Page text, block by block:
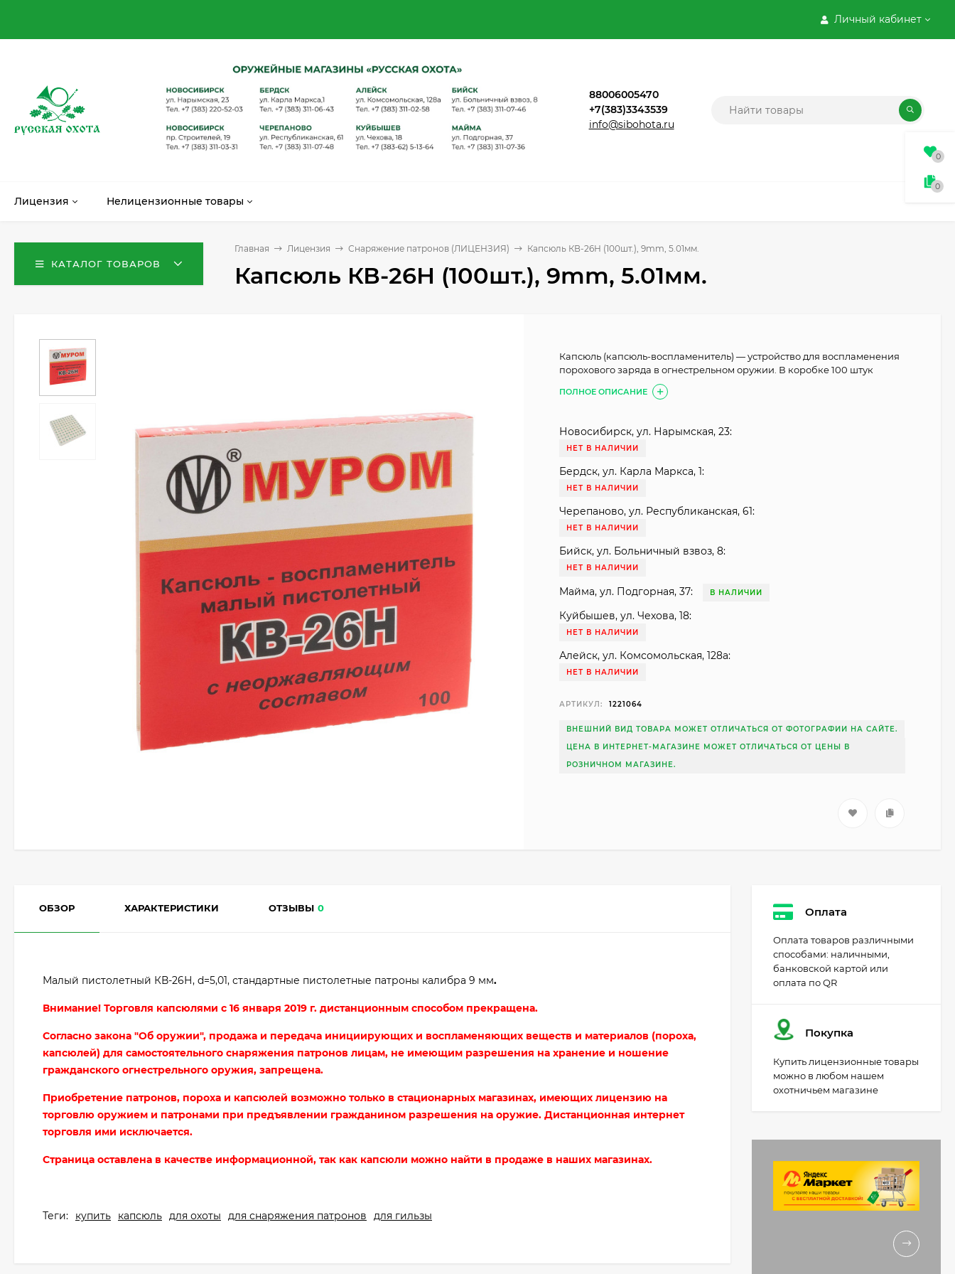
Личный кабинет
88006005470
+7(383)3343539
info@sibohota.ru
Лицензия Нелицензионные товары
КАТАЛОГ ТОВАРОВ
Главная Лицензия Снаряжение патронов (ЛИЦЕНЗИЯ) Капсюль КВ-26Н (100шт.), 9mm, 5.01мм.
Капсюль КВ-26Н (100шт.), 9mm, 5.01мм.
Капсюль (капсюль-воспламенитель) — устройство для воспламенения
порохового заряда в огнестрельном оружии. В коробке 100 штук
ПОЛНОЕ ОПИСАНИЕ
Новосибирск, ул. Нарымская, 23:
НЕТ В НАЛИЧИИ
Бердск, ул. Карла Маркса, 1:
НЕТ В НАЛИЧИИ
Черепаново, ул. Республиканская, 61:
НЕТ В НАЛИЧИИ
Бийск, ул. Больничный взвоз, 8:
НЕТ В НАЛИЧИИ
Майма, ул. Подгорная, 37: В НАЛИЧИИ
Куйбышев, ул. Чехова, 18:
НЕТ В НАЛИЧИИ
Алейск, ул. Комсомольская, 128а:
НЕТ В НАЛИЧИИ
АРТИКУЛ: 1221064
ВНЕШНИЙ ВИД ТОВАРА МОЖЕТ ОТЛИЧАТЬСЯ ОТ ФОТОГРАФИИ НА САЙТЕ.
ЦЕНА В ИНТЕРНЕТ-МАГАЗИНЕ МОЖЕТ ОТЛИЧАТЬСЯ ОТ ЦЕНЫ В
РОЗНИЧНОМ МАГАЗИНЕ.
ОБЗОР ХАРАКТЕРИСТИКИ ОТЗЫВЫ 0
Малый пистолетный КВ-26Н, d=5,01, стандартные пистолетные патроны калибра 9 мм.
Внимание! Торговля капсюлями с 16 января 2019 г. дистанционным способом прекращена.
Согласно закона "Об оружии", продажа и передача инициирующих и воспламеняющих веществ и материалов (пороха,
капсюлей) для самостоятельного снаряжения патронов лицам, не имеющим разрешения на хранение и ношение
гражданского огнестрельного оружия, запрещена.
Приобретение патронов, пороха и капсюлей возможно только в стационарных магазинах, имеющих лицензию на
торговлю оружием и патронами при предъявлении гражданином разрешения на оружие. Дистанционная интернет
торговля ими исключается.
Страница оставлена в качестве информационной, так как капсюли можно найти в продаже в наших магазинах.
Теги: купить капсюль для охоты для снаряжения патронов для гильзы
Оплата
Оплата товаров различными
способами: наличными,
банковской картой или
оплата по QR
Покупка
Купить лицензионные товары
можно в любом нашем
охотничьем магазине
80₽
85₽
Патрон 5.6 мм
21₽
Патрон 5.6 мм
Охотник-370С
0
0